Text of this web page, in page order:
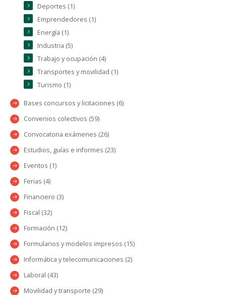
Deportes (1)
Emprendedores (1)
Energía (1)
Industria (5)
Trabajo y ocupación (4)
Transportes y movilidad (1)
Turismo (1)
Bases concursos y licitaciones (6)
Convenios colectivos (59)
Convocatoria exámenes (26)
Estudios, guías e informes (23)
Eventos (1)
Ferias (4)
Financiero (3)
Fiscal (32)
Formación (12)
Formularios y modelos impresos (15)
Informática y telecomunicaciones (2)
Laboral (43)
Movilidad y transporte (29)